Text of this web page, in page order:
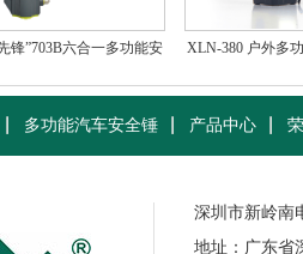
锋”703B六合一多功能安
XLN-380 户外多
多功能汽车安全锤 产品中心
深圳市新岭南
地址：广东省